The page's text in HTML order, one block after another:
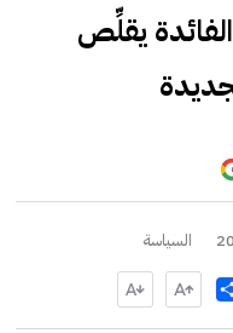
يقلِّص
السياسة